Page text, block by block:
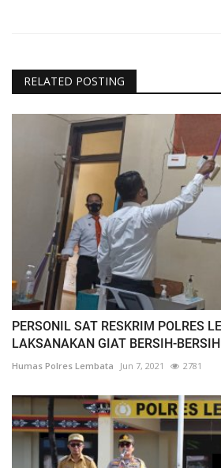
RELATED POSTING
PERSONIL SAT RESKRIM POLRES
LAKSANAKAN GIAT BERSIH-
Humas Polres Lembata Jun 7, 2021 2781